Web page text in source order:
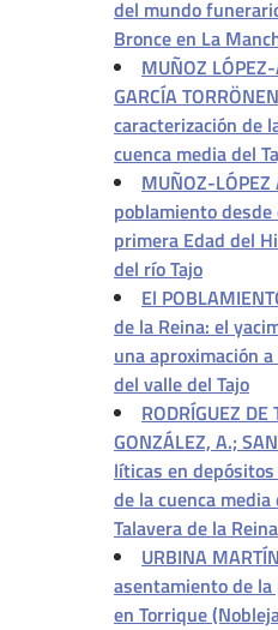
del mundo
Bronce en La
MUÑOZ
GARCÍA
caracterización de
cuenca media del
MUÑOZ-LÓPEZ
poblamiento desde
primera Edad del
del río Tajo
El
de la Reina: el
una aproximación
del valle del Tajo
RODRÍGUEZ DE
GONZÁLEZ, A.;
líticas en
de la cuenca media
Talavera de la Reina
URBINA
asentamiento de
en Torrique